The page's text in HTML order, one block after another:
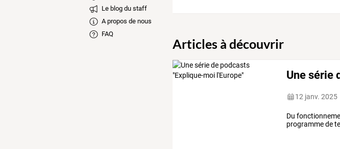
Le blog du staff
A propos de nous
FAQ
Articles à découvrir
Une série
12 janv. 2025
Du
programme de